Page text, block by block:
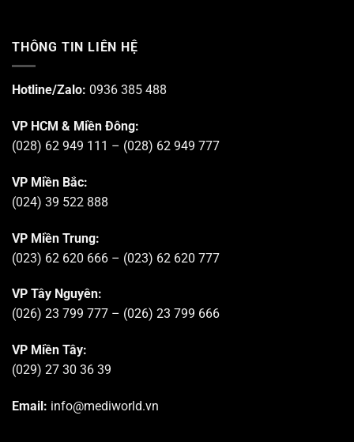
THÔNG TIN LIÊN HỆ
Hotline/Zalo: 0936 385 488
VP HCM & Miền Đông:
(028) 62 949 111 – (028) 62 949 777
VP Miền Bắc:
(024) 39 522 888
VP Miền Trung:
(023) 62 620 666 – (023) 62 620 777
VP Tây Nguyên:
(026) 23 799 777 – (026) 23 799 666
VP Miền Tây:
(029) 27 30 36 39
Email: info@mediworld.vn